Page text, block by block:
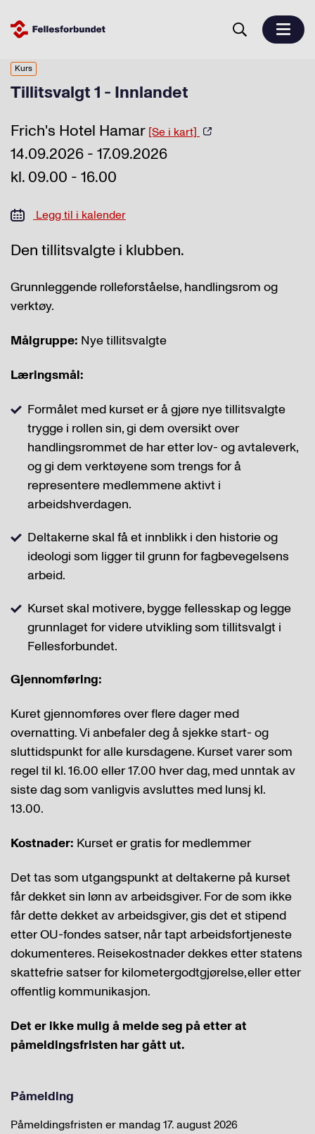
Kurs
Tillitsvalgt 1 - Innlandet
Frich's Hotel Hamar [Se i kart]
14.09.2026 - 17.09.2026
kl. 09.00 - 16.00
Legg til i kalender
Den tillitsvalgte i klubben.
Grunnleggende rolleforståelse, handlingsrom og
verktøy.
Målgruppe: Nye tillitsvalgte
Læringsmål:
Formålet med kurset er å gjøre nye tillitsvalgte
trygge i rollen sin, gi dem oversikt over
handlingsrommet de har etter lov- og avtaleverk,
og gi dem verktøyene som trengs for å
representere medlemmene aktivt i
arbeidshverdagen.
Deltakerne skal få et innblikk i den historie og
ideologi som ligger til grunn for fagbevegelsens
arbeid.
Kurset skal motivere, bygge fellesskap og legge
grunnlaget for videre utvikling som tillitsvalgt i
Fellesforbundet.
Gjennomføring:
Kuret gjennomføres over flere dager med
overnatting. Vi anbefaler deg å sjekke start- og
sluttidspunkt for alle kursdagene. Kurset varer som
regel til kl. 16.00 eller 17.00 hver dag, med unntak av
siste dag som vanligvis avsluttes med lunsj kl.
13.00.
Kostnader: Kurset er gratis for medlemmer
Det tas som utgangspunkt at deltakerne på kurset
får dekket sin lønn av arbeidsgiver. For de som ikke
får dette dekket av arbeidsgiver, gis det et stipend
etter OU-fondes satser, når tapt arbeidsfortjeneste
dokumenteres. Reisekostnader dekkes etter statens
skattefrie satser for kilometergodtgjørelse, eller etter
offentlig kommunikasjon.
Det er ikke mulig å melde seg på etter at
påmeldingsfristen har gått ut.
Påmelding
Påmeldingsfristen er mandag 17. august 2026